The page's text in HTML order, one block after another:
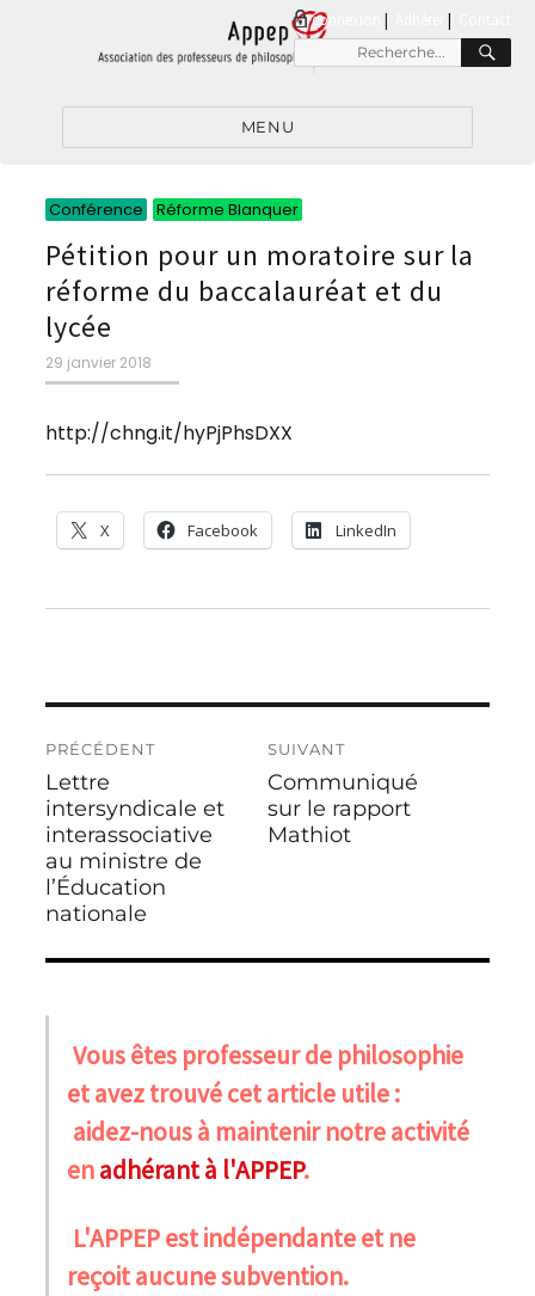
connexion |
Recherche
pour
MENU
Conférence Réforme Blanquer
Pétition pour un moratoire sur la
réforme du baccalauréat et du
lycée
Publié
le
29 janvier 2018
http://chng.it/hyPjPhsDXX
X Facebook LinkedIn
de
l’article
PRÉCÉDENT
Publication
précédente :
Lettre
intersyndicale et
interassociative
au ministre de
l’Éducation
nationale
SUIVANT
Publication
suivante :
Communiqué
sur le rapport
Mathiot
Vous êtes professeur de philosophie
et avez trouvé cet article utile :
aidez-nous à maintenir notre activité
enadhérant à l'APPEP.
L'APPEP est indépendante et ne
reçoit aucune subvention.